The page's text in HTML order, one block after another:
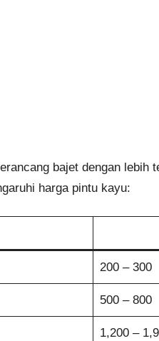
bajet dengan
harga pintu kayu:
200 – 300
500 – 800
1,200 –